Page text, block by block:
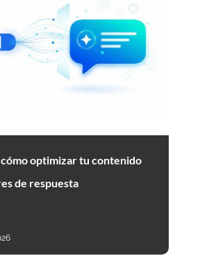
cómo optimizar tu contenido
de respuesta